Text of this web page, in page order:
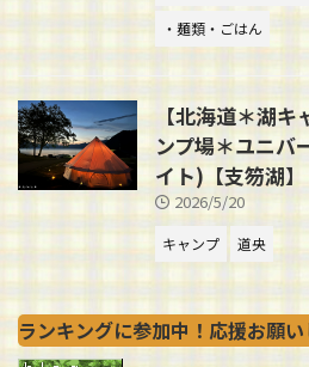
・麺類・ごはん
【北海道＊湖
ンプ場＊ユニバ
イト)【支笏湖】
2026/5/20
キャンプ 道央
ランキングに参加中！応援お願